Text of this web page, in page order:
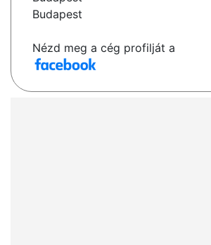
Budapest
Nézd meg a cég profilját a